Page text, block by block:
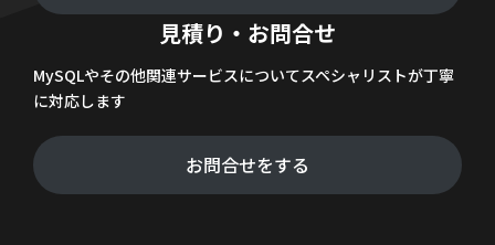
見積り・お問合せ
MySQLやその他関連サービスについてスペシャリストが丁寧
に対応します
お問合せをする